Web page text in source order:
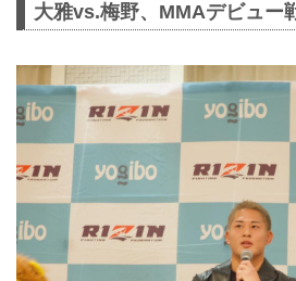
大雅vs.梅野、MMAデビュー